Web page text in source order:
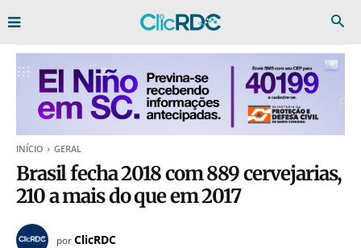
INÍCIO GERAL
Brasil fecha 2018 com 889 cervejarias,
210 a mais do que em 2017
porClicRDC